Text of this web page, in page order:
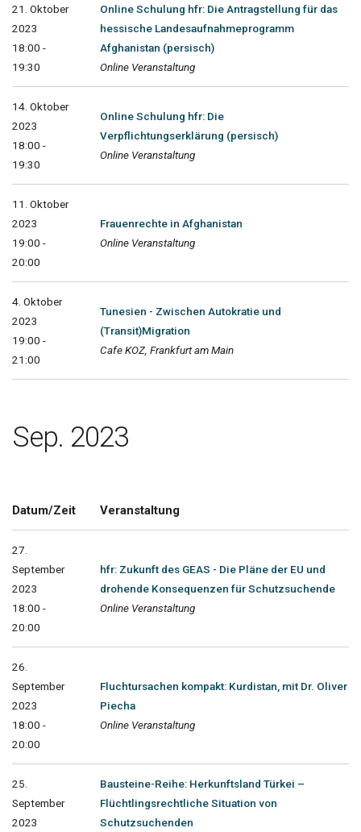
21. Oktober
2023
18:00 -
19:30
Online Schulung hfr: Die Antragstellung für das
hessische Landesaufnahmeprogramm
Afghanistan (persisch)
Online Veranstaltung
14. Oktober
2023
18:00 -
19:30
Online Schulung hfr: Die
Verpflichtungserklärung (persisch)
Online Veranstaltung
11. Oktober
2023
19:00 -
20:00
Frauenrechte in Afghanistan
Online Veranstaltung
4. Oktober
2023
19:00 -
21:00
Tunesien - Zwischen Autokratie und
(Transit)Migration
Cafe KOZ, Frankfurt am Main
Sep. 2023
Datum/Zeit Veranstaltung
27.
September
2023
18:00 -
20:00
hfr: Zukunft des GEAS - Die Pläne der EU und
drohende Konsequenzen für Schutzsuchende
Online Veranstaltung
26.
September
2023
18:00 -
20:00
Fluchtursachen kompakt: Kurdistan, mit Dr. Oliver
Piecha
Online Veranstaltung
25.
September
2023
Bausteine-Reihe: Herkunftsland Türkei –
Flüchtlingsrechtliche Situation von
Schutzsuchenden